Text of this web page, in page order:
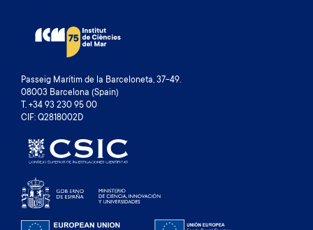
Passeig Marítim de la Barceloneta, 37-49.
08003 Barcelona (Spain)
T. +34 93 230 95 00
CIF: Q2818002D